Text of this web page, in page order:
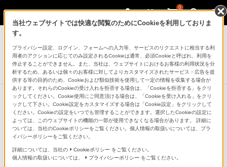
0
デジタルカメラ VLOGCAM
デジタルカメラ
VLOGCAM ZV-1 II
前の特長へ 次の特長へ
こだわりの表現、色味を追求できる機能
当社ウェブサイトでは快適な閲覧のためにCookieを利用しておりま
す。
プライバシー設定、ログイン、フォームへの入力等、サービスのリクエストに相当する利
用者のアクションに応じてのみ設定されるCookieは通常、必須Cookieと呼ばれ、利用を
停止することができません。また、当社は、ウェブサイトにおけるお客様の利用状況を分
析するため、あるいは個々のお客様に対してよりカスタマイズされたサービス・広告を提
供する等の目的のため、Cookieおよび類似技術を使用して一定の情報を収集する場合が
あります。それらのCookieの受け入れを拒否する場合は、「Cookieを拒否する」をクリ
ックしてください。Cookie使用にご同意頂ける場合は、「Cookieを受け入れる」をクリ
ックして下さい。Cookie設定をカスタマイズする場合は「Cookie設定」をクリックして
ください。Cookieの設定をいつでも管理することができます。選択したCookieの設定に
よっては、このウェブサイトの機能の一部が使用できなくなる場合があります。 詳細に
ついては、当社のCookieポリシーをご覧ください。個人情報の取扱いについては、プラ
イバシーポリシーをご覧ください。
詳細については、当社の Cookieポリシー をご覧ください。
個人情報の取扱いについては、
プライバシーポリシー をご覧ください。